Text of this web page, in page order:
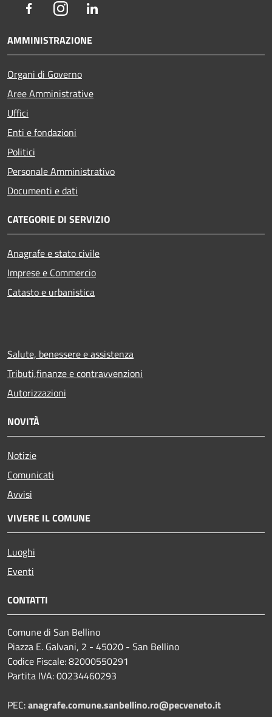
FacebookInstagram
AMMINISTRAZIONE
Organi di Governo
Aree Amministrative
Uffici
Enti e fondazioni
Politici
Personale Amministrativo
Documenti e dati
CATEGORIE DI SERVIZIO
Anagrafe e stato civile
Imprese e Commercio
Catasto e urbanistica
Salute, benessere e assistenza
Tributi,finanze e contravvenzioni
Autorizzazioni
NOVITÀ
Notizie
Comunicati
Avvisi
VIVERE IL COMUNE
Luoghi
Eventi
CONTATTI
Comune di San Bellino
Piazza E. Galvani, 2 - 45020 - San Bellino
Codice Fiscale: 82000550291
Partita IVA: 00234460293
PEC:anagrafe.comune.sanbellino.ro@pecveneto.it